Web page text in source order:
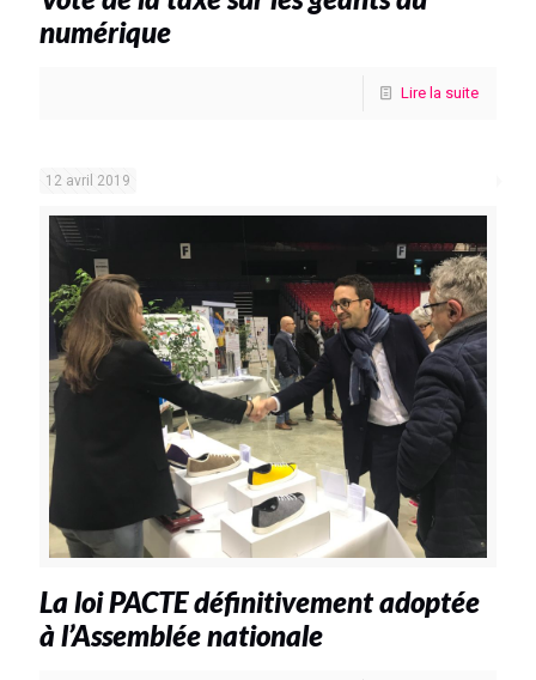
numérique
Lire la suite
12 avril 2019
La loi PACTE définitivement adoptée
à l’Assemblée nationale